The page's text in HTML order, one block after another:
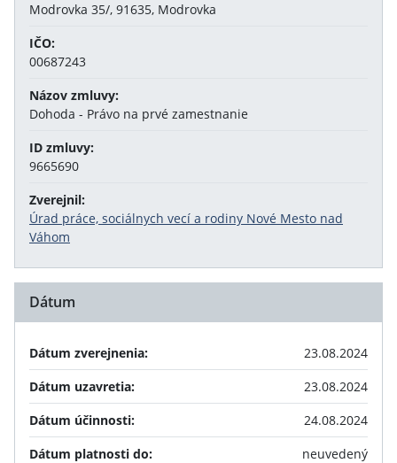
Modrovka 35/, 91635, Modrovka
IČO:
00687243
Názov zmluvy:
Dohoda - Právo na prvé zamestnanie
ID zmluvy:
9665690
Zverejnil:
Úrad práce, sociálnych vecí a rodiny Nové Mesto nad
Váhom
Dátum
Dátum zverejnenia:
23.08.2024
Dátum uzavretia:
23.08.2024
Dátum účinnosti:
24.08.2024
Dátum platnosti do:
neuvedený